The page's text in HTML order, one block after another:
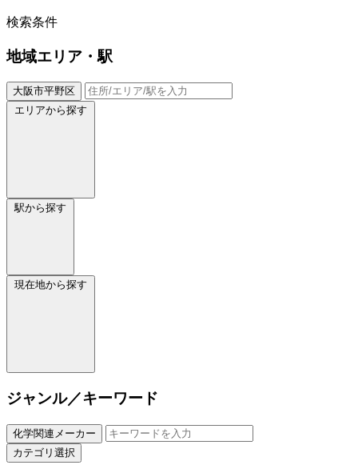
検索条件
地域エリア・駅
大阪市平野区
エリアから探す
駅から探す
現在地から探す
ジャンル／キーワード
化学関連メーカー
カテゴリ選択